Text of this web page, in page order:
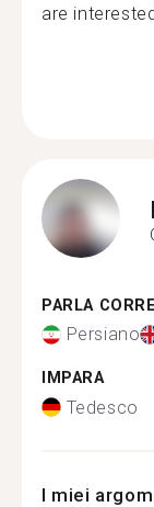
are
PARLA
Persiano
IMPARA
Tedesco
I miei